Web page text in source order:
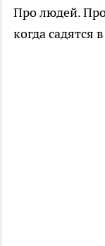
Про людей.
когда садятся